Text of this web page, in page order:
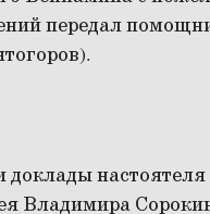
передал
Владимира